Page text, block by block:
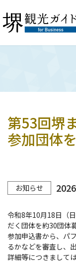
繁体中文
HOME（法人・教
コンベンション・
宿泊施設
団体向け食事・お
第53回堺
参加団体
お知らせ
令和8年10月18日（
だく団体を約30団体
参加申込書から、パ
るかなどを審査し、
詳細等につきまして